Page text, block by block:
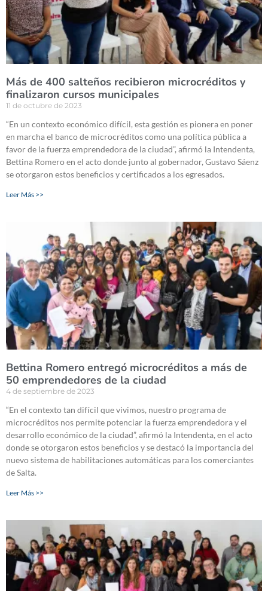
Más de 400 salteños recibieron microcréditos y
finalizaron cursos municipales
11 de octubre de 2023
“En un contexto económico difícil, esta gestión es pionera en poner
en marcha el banco de microcréditos como una política pública a
favor de la fuerza emprendedora de la ciudad”, afirmó la Intendenta,
Bettina Romero en el acto donde junto al gobernador, Gustavo Sáenz
se otorgaron estos beneficios y certificados a los egresados.
Leer Más >>
Bettina Romero entregó microcréditos a más de
50 emprendedores de la ciudad
4 de septiembre de 2023
“En el contexto tan difícil que vivimos, nuestro programa de
microcréditos nos permite potenciar la fuerza emprendedora y el
desarrollo económico de la ciudad”, afirmó la Intendenta, en el acto
donde se otorgaron estos beneficios y se destacó la importancia del
nuevo sistema de habilitaciones automáticas para los comerciantes
de Salta.
Leer Más >>